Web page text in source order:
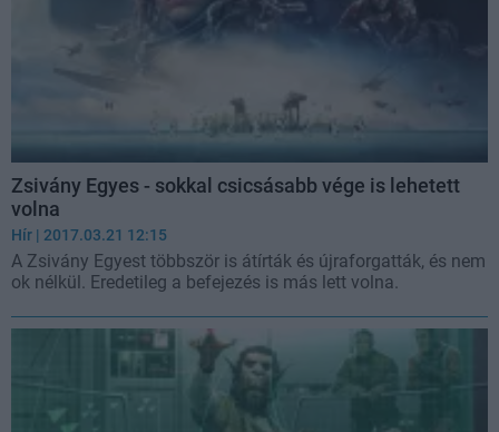
Zsivány Egyes - sokkal csicsásabb vége is lehetett
volna
Hír | 2017.03.21 12:15
A Zsivány Egyest többször is átírták és újraforgatták, és nem
ok nélkül. Eredetileg a befejezés is más lett volna.